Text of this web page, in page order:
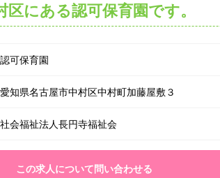
にある認可保育園です。
認可保育園
愛知県名古屋市中村区中村町加藤屋敷３
社会福祉法人長円寺福祉会
この求人について問い合わせる